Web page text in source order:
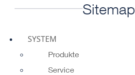
Sitemap
SYSTEM
Produkte
Service